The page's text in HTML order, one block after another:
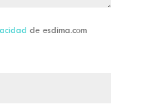
de esdima.com